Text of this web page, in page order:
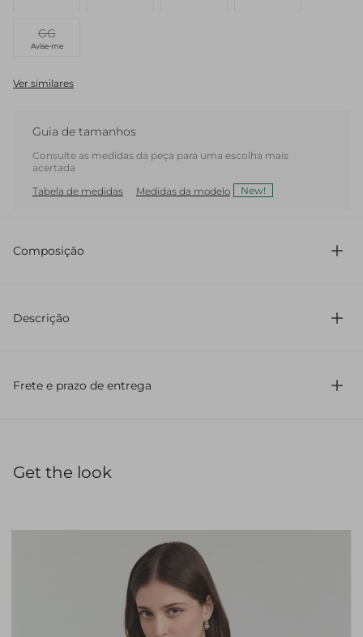
GG
Avise-me
Ver similares
Guia de tamanhos
Consulte as medidas da peça para uma escolha mais
acertada
Tabela de medidas
Medidas da modelo New!
Composição
Descrição
Modelagem ampla
Comprimento regular
Fechamento por amarração
Barra lenço
Blusa confeccionada em viscose fluida, com modelagem
ampla e comprimento regular, trazendo leveza e
movimento ao visual. A estampa camuflada adiciona um
toque contemporâneo, enquanto o decote V e as mangas
longas equilibram sofisticação e conforto. Possui
fechamento por amarração com ponteira de metal e
Frete e prazo de entrega
Get the look